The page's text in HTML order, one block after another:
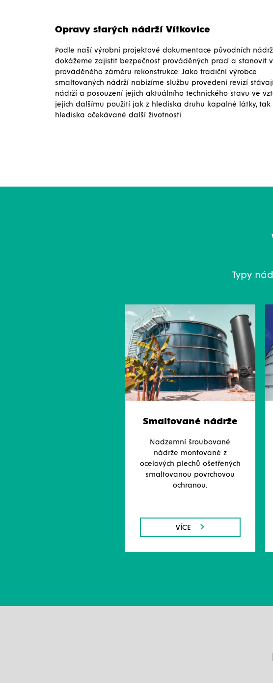
Opravy starých nádrží Vítkovice
Podle naší výrobní projektové dokumentace původních
dokážeme zajistit bezpečnost prováděných prací a stanovit
prováděného záměru rekonstrukce. Jako tradiční výrobce
smaltovaných nádrží nabízíme službu provedení revizí
nádrží a posouzení jejich aktuálního technického stavu ve
jejich dalšímu použití jak z hlediska druhu kapalné látky, tak
hlediska očekávané další životnosti.
Typy
Smaltované nádrže
Nadzemní šroubované
nádrže montované z
ocelových plechů ošetřených
smaltovanou povrchovou
ochranou.
VÍCE